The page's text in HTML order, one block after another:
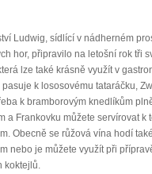
Ludwig, sídlící v nádherném
hor, připravilo na letošní rok tři
lze také krásně využít v
pasuje k lososovému tataráčku,
k bramborovým knedlíkům
a Frankovku můžete servírovat k
Obecně se růžová vína hodí
nebo je můžete využít při
koktejlů.